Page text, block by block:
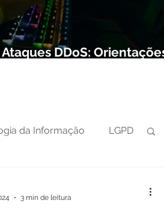
Ataques DDoS:
e NOC:
de Redes
da Informação LGPD
3 min de leitura